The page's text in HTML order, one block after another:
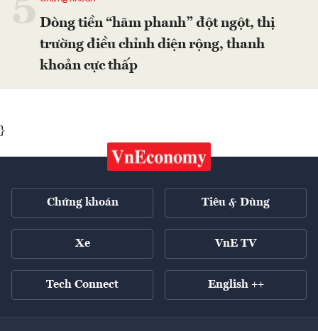
Dòng tiền “hãm phanh” đột ngột, thị
trường điều chỉnh diện rộng, thanh
khoản cực thấp
}
Chứng khoán Tiêu & Dùng
Xe VnE TV
Tech Connect English ++